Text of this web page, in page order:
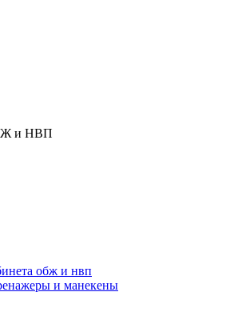
и НВП
обж и нвп
и манекены